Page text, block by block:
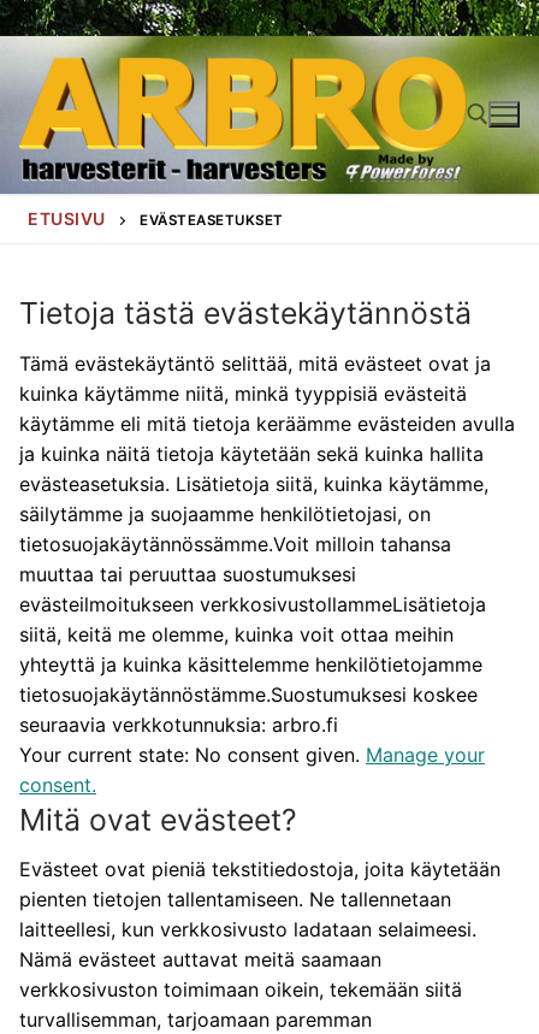
Hyppää
sisältöön
Hae:
ETUSIVU EVÄSTEASETUKSET
Tietoja tästä evästekäytännöstä
Tämä evästekäytäntö selittää, mitä evästeet ovat ja
kuinka käytämme niitä, minkä tyyppisiä evästeitä
käytämme eli mitä tietoja keräämme evästeiden avulla
ja kuinka näitä tietoja käytetään sekä kuinka hallita
evästeasetuksia. Lisätietoja siitä, kuinka käytämme,
säilytämme ja suojaamme henkilötietojasi, on
tietosuojakäytännössämme.Voit milloin tahansa
muuttaa tai peruuttaa suostumuksesi
evästeilmoitukseen verkkosivustollammeLisätietoja
siitä, keitä me olemme, kuinka voit ottaa meihin
yhteyttä ja kuinka käsittelemme henkilötietojamme
tietosuojakäytännöstämme.Suostumuksesi koskee
seuraavia verkkotunnuksia: arbro.fi
Your current state: No consent given. Manage your
consent.
Mitä ovat evästeet?
Evästeet ovat pieniä tekstitiedostoja, joita käytetään
pienten tietojen tallentamiseen. Ne tallennetaan
laitteellesi, kun verkkosivusto ladataan selaimeesi.
Nämä evästeet auttavat meitä saamaan
verkkosivuston toimimaan oikein, tekemään siitä
turvallisemman, tarjoamaan paremman